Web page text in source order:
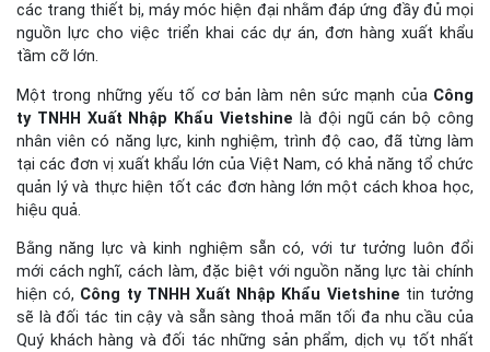
các trang thiết bị, máy móc hiện đại nhằm đáp ứng đầy đủ mọi
nguồn lực cho việc triển khai các dự án, đơn hàng xuất khẩu
tầm cỡ lớn.
Một trong những yếu tố cơ bản làm nên sức mạnh của Công
ty TNHH Xuất Nhập Khẩu Vietshine là đội ngũ cán bộ công
nhân viên có năng lực, kinh nghiệm, trình độ cao, đã từng làm
tại các đơn vị xuất khẩu lớn của Việt Nam, có khả năng tổ chức
quản lý và thực hiện tốt các đơn hàng lớn một cách khoa học,
hiệu quả.
Bằng năng lực và kinh nghiệm sẵn có, với tư tưởng luôn đổi
mới cách nghĩ, cách làm, đặc biệt với nguồn năng lực tài chính
hiện có, Công ty TNHH Xuất Nhập Khẩu Vietshine tin tưởng
sẽ là đối tác tin cậy và sẵn sàng thoả mãn tối đa nhu cầu của
Quý khách hàng và đối tác những sản phẩm, dịch vụ tốt nhất